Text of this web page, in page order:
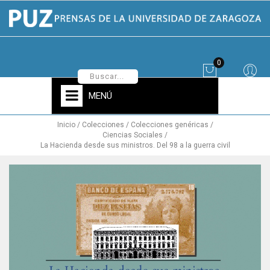
0
MENÚ
Inicio Colecciones
Colecciones genéricas
Ciencias Sociales
La Hacienda desde sus ministros. Del 98 a la guerra civil